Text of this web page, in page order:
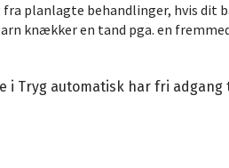
planlagte behandlinger, hvis dit
knækker en tand pga. en
i Tryg automatisk har fri adgang